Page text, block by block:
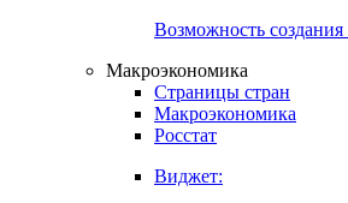
Возможность создания
Макроэкономика
Страницы стран
Макроэкономика
Росстат
Виджет: